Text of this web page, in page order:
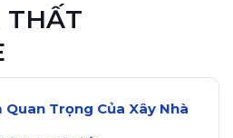
THẤT
Quan Trọng Của Xây Nhà